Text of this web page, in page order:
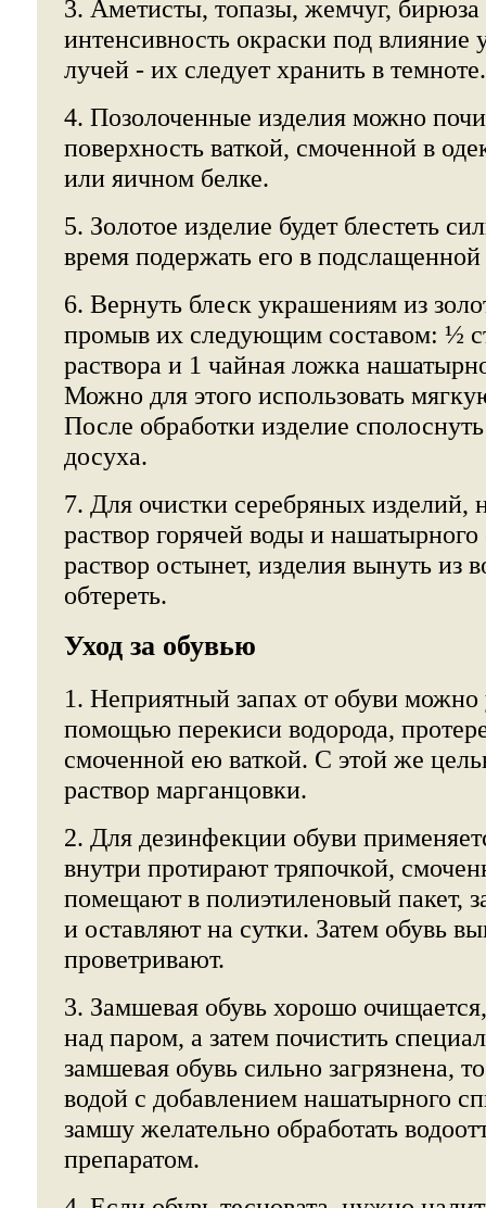
3. Аметисты, топазы, жемчуг, бирюза
интенсивность окраски под влияние
лучей - их следует хранить в темноте.
4. Позолоченные изделия можно
поверхность ваткой, смоченной в
или яичном белке.
5. Золотое изделие будет блестеть
время подержать его в подслащенной
6. Вернуть блеск украшениям из
промыв их следующим составом: ½
раствора и 1 чайная ложка
Можно для этого использовать
После обработки изделие
досуха.
7. Для очистки серебряных изделий,
раствор горячей воды и
раствор остынет, изделия вынуть из
обтереть.
Уход за обувью
1. Неприятный запах от обуви можно
помощью перекиси водорода,
смоченной ею ваткой. С этой же
раствор марганцовки.
2. Для дезинфекции обуви
внутри протирают тряпочкой,
помещают в полиэтиленовый пакет,
и оставляют на сутки. Затем обувь
проветривают.
3. Замшевая обувь хорошо
над паром, а затем почистить
замшевая обувь сильно загрязнена,
водой с добавлением нашатырного
замшу желательно обработать
препаратом.